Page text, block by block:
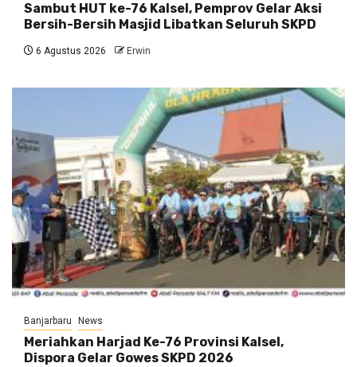
Sambut HUT ke-76 Kalsel, Pemprov Gelar Aksi
Bersih-Bersih Masjid Libatkan Seluruh SKPD
6 Agustus 2026 Erwin
Banjarbaru News
Meriahkan Harjad Ke-76 Provinsi Kalsel,
Dispora Gelar Gowes SKPD 2026